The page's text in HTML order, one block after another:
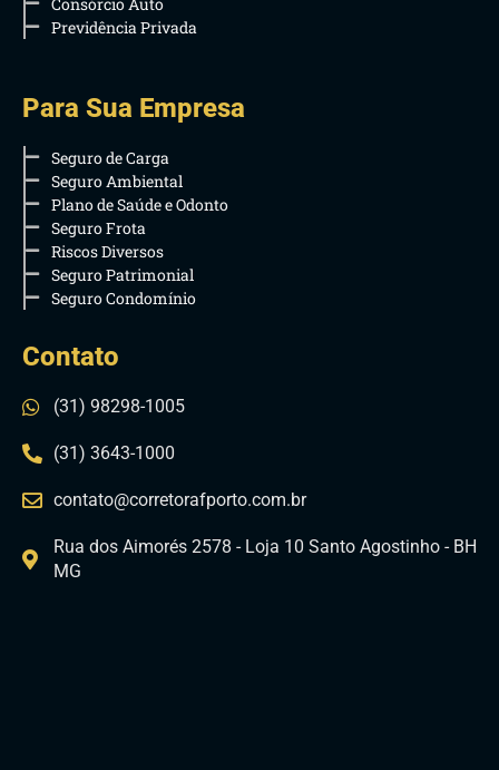
Previdência Privada
Para Sua Empresa
Seguro de Carga
Seguro Ambiental
Plano de Saúde e Odonto
Seguro Frota
Riscos Diversos
Seguro Patrimonial
Seguro Condomínio
Contato
(31) 98298-1005
(31) 3643-1000
contato@corretorafporto.com.br
Rua dos Aimorés 2578 - Loja 10 Santo Agostinho - BH
MG